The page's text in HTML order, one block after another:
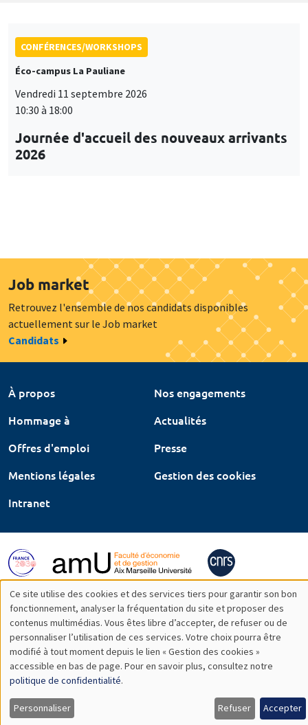
CONFÉRENCES/WORKSHOPS
Éco-campus La Pauliane
Vendredi 11 septembre 2026
10:30 à 18:00
Journée d'accueil des nouveaux arrivants
2026
Job market
Retrouvez l'ensemble de nos candidats disponibles
actuellement sur le Job market
Candidats
À propos
Nos engagements
Hommage à
Actualités
Offres d'emploi
Presse
Mentions légales
Gestion des cookies
Intranet
Utilisation
des
données
personnelles
et
Ce site utilise des cookies et des services tiers pour garantir son bon
fonctionnement, analyser la fréquentation du site et proposer des
contenus multimédias. Vous êtes libre d’accepter, de refuser ou de
personnaliser l’utilisation de ces services. Votre choix pourra être
modifié à tout moment depuis le lien « Gestion des cookies »
accessible en bas de page. Pour en savoir plus, consultez notre
politique de confidentialité.
Personnaliser Refuser Accepter